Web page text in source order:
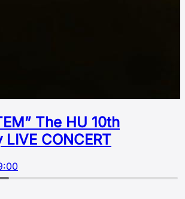
The HU 10th
CONCERT